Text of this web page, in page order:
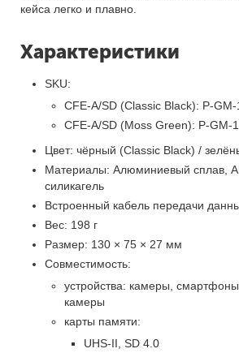
кейса легко и плавно.
Характеристики
SKU:
CFE-A/SD (Classic Black): P-
CFE-A/SD (Moss Green): P-GM-
Цвет: чёрный (Classic Black) /
Материалы: Алюминиевый сплав,
силикагель
Встроенный кабель передачи
Вес: 198 г
Размер: 130 × 75 × 27 мм
Совместимость:
устройства: камеры,
камеры
карты памяти:
UHS-II, SD 4.0